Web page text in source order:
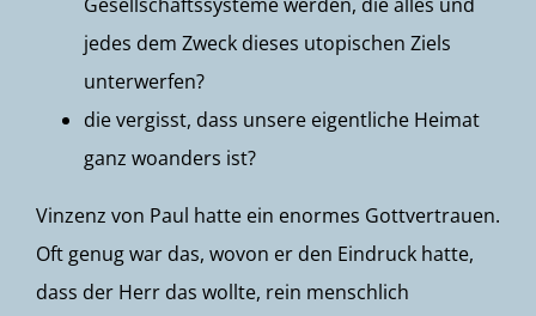
jedes dem Zweck dieses utopischen Ziels
unterwerfen?
die vergisst, dass unsere eigentliche Heimat
ganz woanders ist?
Vinzenz von Paul hatte ein enormes Gottvertrauen.
Oft genug war das, wovon er den Eindruck hatte,
dass der Herr das wollte, rein menschlich